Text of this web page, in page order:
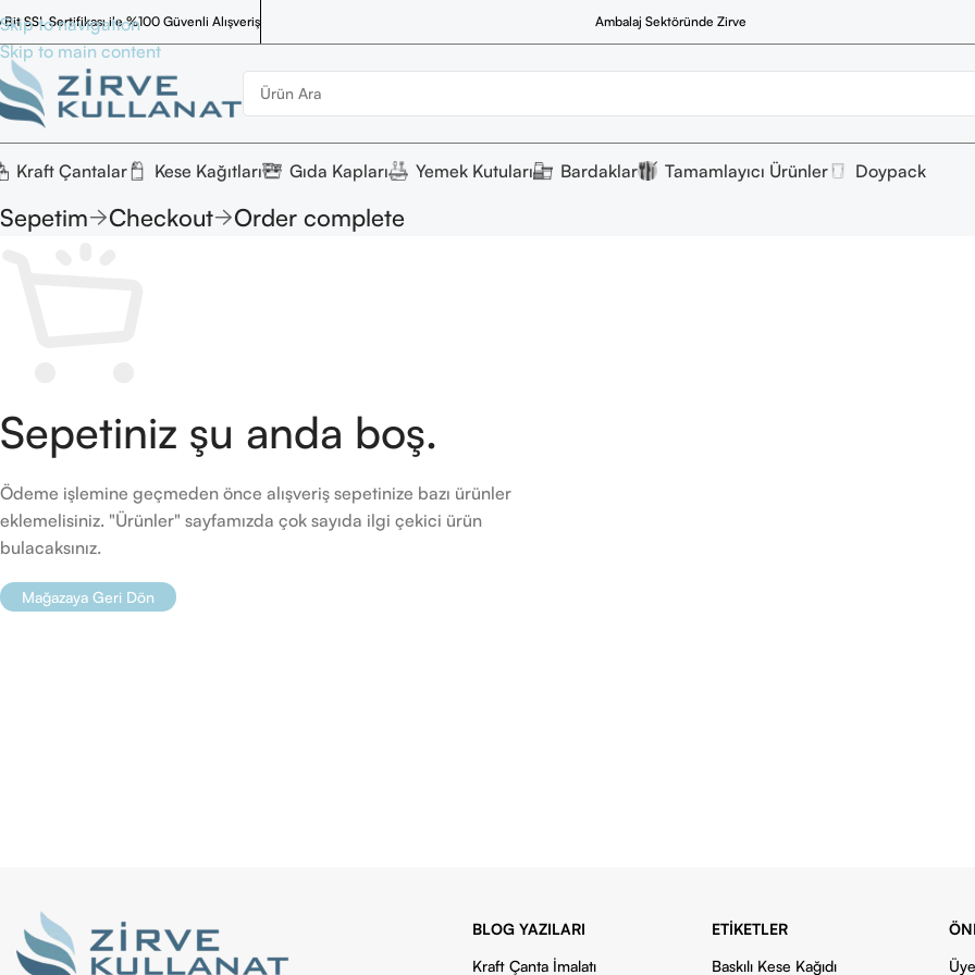
Skip to navigation
Skip to main content
SSL Sertifikası ile %100 Güvenli Alışveriş Ambalaj Sektöründe Zirve
Kraft Çantalar Kese Kağıtları Gıda Kapları Yemek Kutuları Bardaklar Tamamlayıcı Ürünler Doypack
Sepetim Checkout Order complete
Sepetiniz şu anda boş.
Ödeme işlemine geçmeden önce alışveriş sepetinize bazı ürünler
eklemelisiniz. "Ürünler" sayfamızda çok sayıda ilgi çekici ürün
bulacaksınız.
Mağazaya Geri Dön
BLOG YAZILARI
Kraft Çanta İmalatı
ETIKETLER
Baskılı Kese Kağıdı